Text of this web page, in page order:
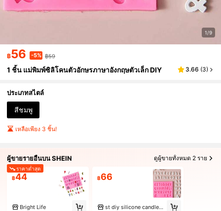
1/9
฿56 -5% ฿59
1 ชิ้น แม่พิมพ์ซิลิโคนตัวอักษรภาษาอังกฤษตัวเล็ก DIY 3.66 (3)
ประเภทสไตล์
สีชมพู
เหลือเพียง 3 ชิ้น!
ผู้ขายรายอื่นบน SHEIN ดูผู้ขายทั้งหมด 2 ราย
ราคาต่ำสุด
฿44
Bright Life
฿66
st diy silicone candle mold